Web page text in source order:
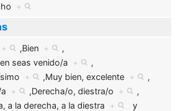
+
+ ,Bien +
,
seas venido/a
+
,
+ ,Muy bien, excelente +
,
+ ,Derecha/o, diestra/o +
,
a la derecha, a la diestra
+
y